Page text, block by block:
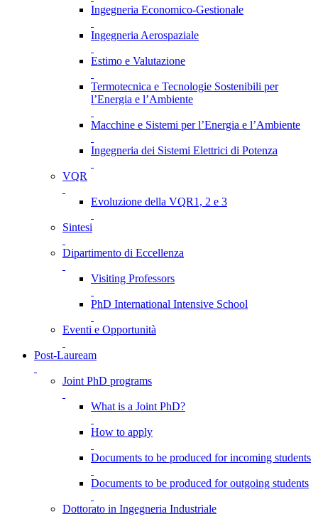
Ingegneria Economico-Gestionale
Ingegneria Aerospaziale
Estimo e Valutazione
Termotecnica e Tecnologie Sostenibili per
l’Energia e l’Ambiente
Macchine e Sistemi per l’Energia e l’Ambiente
Ingegneria dei Sistemi Elettrici di Potenza
VQR
Evoluzione della VQR1, 2 e 3
Sintesi
Dipartimento di Eccellenza
Visiting Professors
PhD International Intensive School
Eventi e Opportunità
Post-Lauream
Joint PhD programs
What is a Joint PhD?
How to apply
Documents to be produced for incoming students
Documents to be produced for outgoing students
Dottorato in Ingegneria Industriale